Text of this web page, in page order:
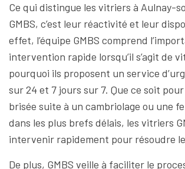
Ce qui distingue les vitriers à Aulnay-
GMBS, c’est leur réactivité et leur
effet, l’équipe GMBS comprend
intervention rapide lorsqu’il s’agit de
pourquoi ils proposent un service
sur 24 et 7 jours sur 7. Que ce soit
brisée suite à un cambriolage ou une
dans les plus brefs délais, les vitriers
intervenir rapidement pour résoudre
De plus, GMBS veille à faciliter le